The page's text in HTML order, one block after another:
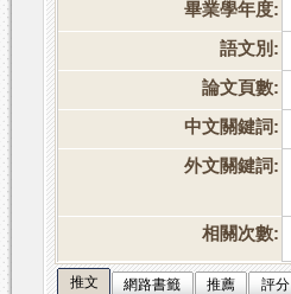
畢業學年度:
語文別:
論文頁數:
中文關鍵詞:
外文關鍵詞:
相關次數:
推文 網路書籤 推薦 評分